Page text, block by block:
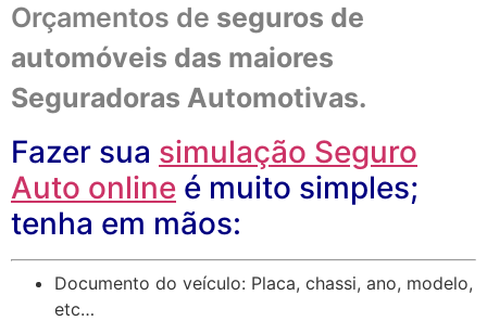
Orçamentos de seguros de
automóveis das maiores
Seguradoras Automotivas.
Fazer sua simulação Seguro
Auto online é muito simples;
tenha em mãos:
Documento do veículo: Placa, chassi, ano, modelo,
etc…